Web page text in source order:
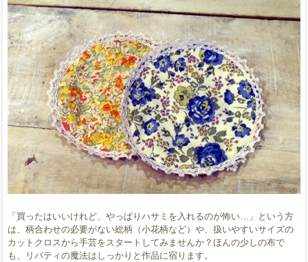
「買ったはいいけれど、やっぱりハサミを入れるのが怖い…」という方
は、柄合わせの必要がない総柄（小花柄など）や、扱いやすいサイズの
カットクロスから手芸をスタートしてみませんか？ほんの少しの布で
も、リバティの魔法はしっかりと作品に宿ります。